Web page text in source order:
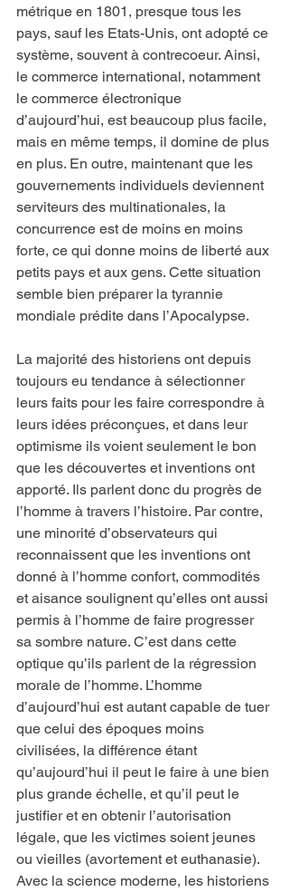
métrique en 1801, presque tous les
pays, sauf les Etats-Unis, ont adopté ce
système, souvent à contrecoeur. Ainsi,
le commerce international, notamment
le commerce électronique
d’aujourd’hui, est beaucoup plus facile,
mais en même temps, il domine de plus
en plus. En outre, maintenant que les
gouvernements individuels deviennent
serviteurs des multinationales, la
concurrence est de moins en moins
forte, ce qui donne moins de liberté aux
petits pays et aux gens. Cette situation
semble bien préparer la tyrannie
mondiale prédite dans l’Apocalypse.
La majorité des historiens ont depuis
toujours eu tendance à sélectionner
leurs faits pour les faire correspondre à
leurs idées préconçues, et dans leur
optimisme ils voient seulement le bon
que les découvertes et inventions ont
apporté. Ils parlent donc du progrès de
l’homme à travers l’histoire. Par contre,
une minorité d’observateurs qui
reconnaissent que les inventions ont
donné à l’homme confort, commodités
et aisance soulignent qu’elles ont aussi
permis à l’homme de faire progresser
sa sombre nature. C’est dans cette
optique qu’ils parlent de la régression
morale de l’homme. L’homme
d’aujourd’hui est autant capable de tuer
que celui des époques moins
civilisées, la différence étant
qu’aujourd’hui il peut le faire à une bien
plus grande échelle, et qu’il peut le
justifier et en obtenir l’autorisation
légale, que les victimes soient jeunes
ou vieilles (avortement et euthanasie).
Avec la science moderne, les historiens